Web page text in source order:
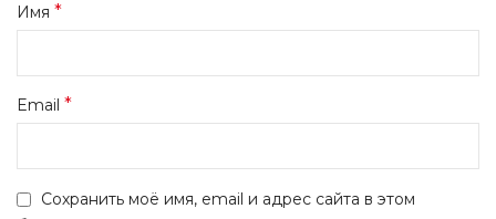
Имя *
Email *
Сохранить моё имя, email и адрес сайта в этом